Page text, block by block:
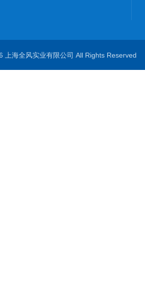
上海全风实业有限公司 All Rights